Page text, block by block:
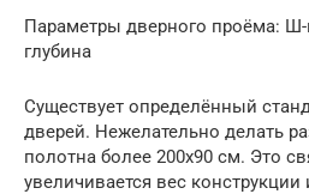
Параметры дверного проёма:
глубина
Существует определённый
дверей. Нежелательно делать
полотна более 200х90 см. Это
увеличивается вес конструкции